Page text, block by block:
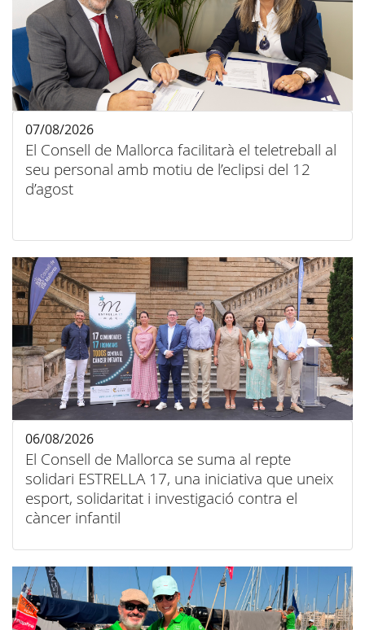
El Consell de Mallorca facilitarà el teletreball al
seu personal amb motiu de l’eclipsi del 12
d’agost
07/08/2026
El Consell de Mallorca se suma al repte
solidari ESTRELLA 17, una iniciativa que uneix
esport, solidaritat i investigació contra el
càncer infantil
06/08/2026